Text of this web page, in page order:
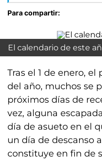
Para compartir:
El calendario de este
Tras el 1 de enero,
del año, muchos se
próximos días de
vez, alguna
día de asueto en el
un día de descanso
constituye en fin de